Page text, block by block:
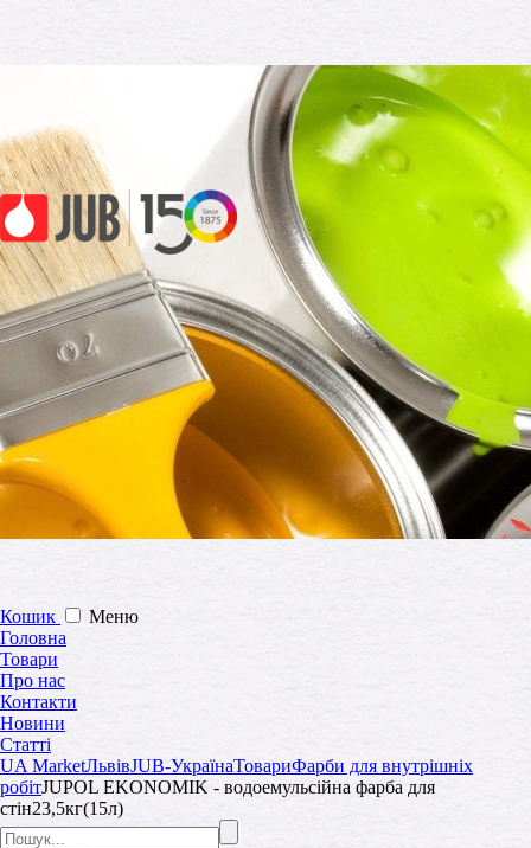
Кошик
Меню
Головна
Товари
Про нас
Контакти
Новини
Статті
UA MarketЛьвівJUB-УкраїнаТовариФарби для внутрішніх
робітJUPOL EKONOMIK - водоемульсійна фарба для
стін23,5кг(15л)